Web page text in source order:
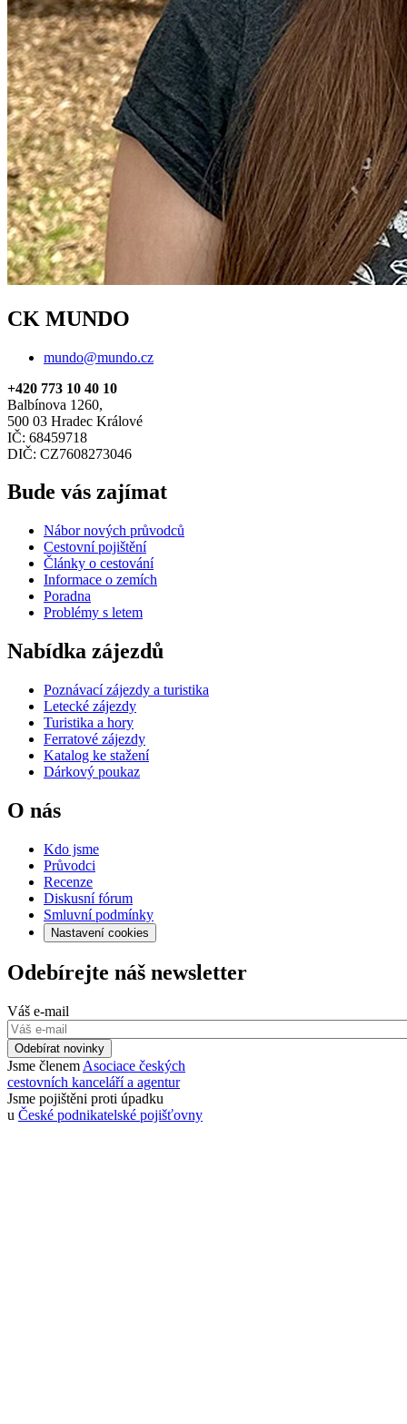
CK MUNDO
mundo@mundo.cz
+420 773 10 40 10
Balbínova 1260,
500 03 Hradec Králové
IČ: 68459718
DIČ: CZ7608273046
Bude vás zajímat
Nábor nových průvodců
Cestovní pojištění
Články o cestování
Informace o zemích
Poradna
Problémy s letem
Nabídka zájezdů
Poznávací zájezdy a turistika
Letecké zájezdy
Turistika a hory
Ferratové zájezdy
Katalog ke stažení
Dárkový poukaz
O nás
Kdo jsme
Průvodci
Recenze
Diskusní fórum
Smluvní podmínky
Nastavení cookies
Odebírejte náš newsletter
Váš e-mail
Odebírat novinky
Jsme členem Asociace českých
cestovních kanceláří a agentur
Jsme pojištěni proti úpadku
u České podnikatelské pojišťovny